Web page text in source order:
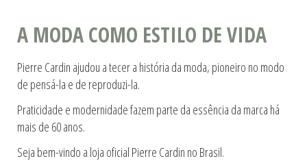
A MODA COMO ESTILO DE VIDA
Pierre Cardin ajudou a tecer a história da moda, pioneiro no modo
de pensá-la e de reproduzi-la.
Praticidade e modernidade fazem parte da essência da marca há
mais de 60 anos.
Seja bem-vindo a loja oficial Pierre Cardin no Brasil.